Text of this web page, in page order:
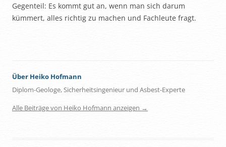
Gegenteil: Es kommt gut an, wenn man sich darum
kümmert, alles richtig zu machen und Fachleute fragt.
Über Heiko Hofmann
Diplom-Geologe, Sicherheitsingenieur und Asbest-Experte
Alle Beiträge von Heiko Hofmann anzeigen →